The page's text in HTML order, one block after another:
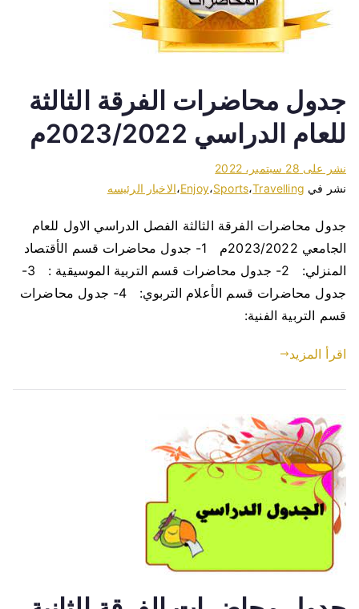
جدول محاضرات الفرقة الثالثة
للعام الدراسي 2023/2022م
نشر على 28 سبتمبر، 2022
نشر في
Enjoy،Sports،Travelling ،الاخبار الرئيسه
جدول محاضرات الفرقة الثالثة الفصل الدراسي الاول للعام
الجامعي 2023/2022م 1- جدول محاضرات قسم الأقتصاد
المنزلي: 2- جدول محاضرات قسم التربية الموسيقية : 3-
جدول محاضرات قسم الأعلام التربوي: 4- جدول محاضرات
قسم التربية الفنية:
اقرأ المزيد